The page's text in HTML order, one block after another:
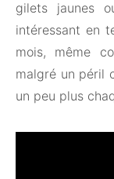
gilets jaunes
intéressant en
mois, même
malgré un péril
un peu plus